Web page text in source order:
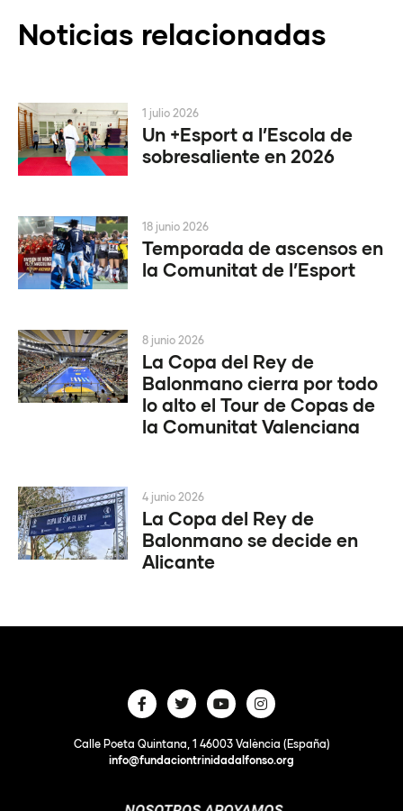
Noticias relacionadas
Un +Esport a l’Escola de
sobresaliente en 2026
1 julio 2026
Temporada de ascensos en
la Comunitat de l’Esport
18 junio 2026
La Copa del Rey de
Balonmano cierra por todo
lo alto el Tour de Copas de
la Comunitat Valenciana
8 junio 2026
La Copa del Rey de
Balonmano se decide en
Alicante
4 junio 2026
Calle Poeta Quintana, 1 46003 València (España)
info@fundaciontrinidadalfonso.org